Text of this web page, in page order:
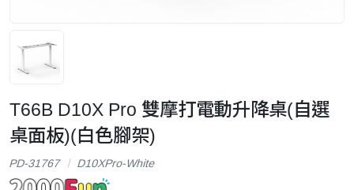
T66B D10X Pro 雙摩打電動升降桌(自選
桌面板)(白色腳架)
PD-31767 D10XPro-White